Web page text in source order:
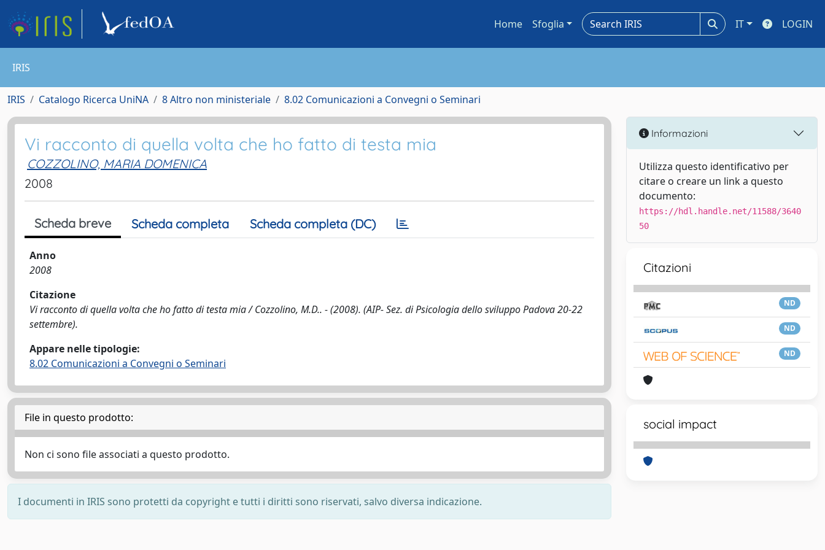
Home Sfoglia IT LOGIN
IRIS
IRIS Catalogo Ricerca UniNA 8 Altro non ministeriale 8.02 Comunicazioni a Convegni o Seminari
Vi racconto di quella volta che ho fatto di testa mia
COZZOLINO, MARIA DOMENICA
2008
Scheda breve Scheda completa Scheda completa (DC)
Anno
2008
Citazione
Vi racconto di quella volta che ho fatto di testa mia / Cozzolino, M.D.. - (2008). (AIP- Sez. di Psicologia dello sviluppo Padova 20-22
settembre).
Appare nelle tipologie:
8.02 Comunicazioni a Convegni o Seminari
File in questo prodotto:
Non ci sono file associati a questo prodotto.
I documenti in IRIS sono protetti da copyright e tutti i diritti sono riservati, salvo diversa indicazione.
Informazioni
Utilizza questo identificativo per
citare o creare un link a questo
documento:
https://hdl.handle.net/11588/3640
50
Citazioni
ND
ND
ND
social impact